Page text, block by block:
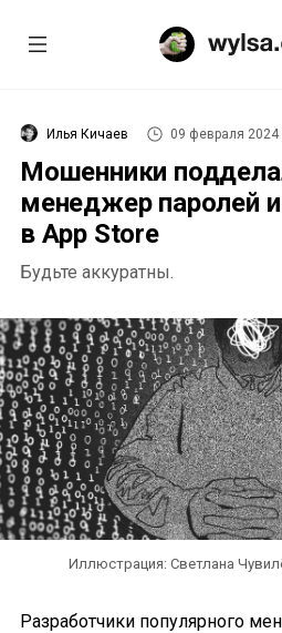
Илья Кичаев 09 февраля 2024
Мошенники
менеджер паролей
в App Store
Будьте аккуратны.
Иллюстрация: Светлана
Разработчики популярного